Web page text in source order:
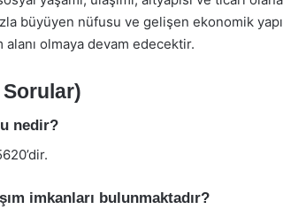
büyüyen nüfusu ve gelişen ekonomik
olmaya devam edecektir.
Sorular)
nedir?
imkanları bulunmaktadır?